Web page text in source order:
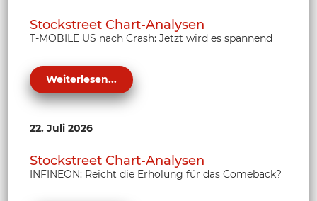
Stockstreet Chart-Analysen
T-MOBILE US nach Crash: Jetzt wird es spannend
Weiterlesen...
22. Juli 2026
Stockstreet Chart-Analysen
INFINEON: Reicht die Erholung für das Comeback?